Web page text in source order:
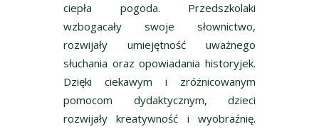
ciepła pogoda. Przedszkolaki
wzbogacały swoje słownictwo,
rozwijały umiejętność uważnego
słuchania oraz opowiadania historyjek.
Dzięki ciekawym i zróżnicowanym
pomocom dydaktycznym, dzieci
rozwijały kreatywność i wyobraźnię.